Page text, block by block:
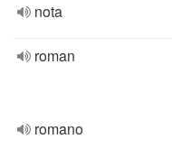
nota
roman
romano